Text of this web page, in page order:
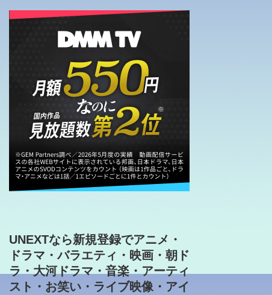
UNEXTなら新規登録でアニメ・
ドラマ・バラエティ・映画・朝ド
ラ・大河ドラマ・音楽・アーティ
スト・お笑い・ライブ映像・アイ